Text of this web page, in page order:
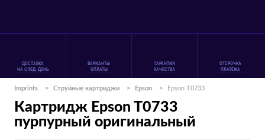
ДОСТАВКА
НА СЛЕД. ДЕНЬ
ВАРИАНТЫ
ОПЛАТЫ
ГАРАНТИЯ
КАЧЕСТВА
ОТСРОЧКА
ПЛАТЕЖА
Imprints > Струйные картриджи > Epson > Epson T0733
Картридж Epson T0733
пурпурный оригинальный